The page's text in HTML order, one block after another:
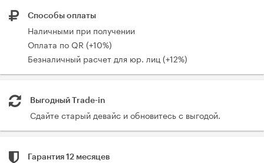
Способы оплаты
Наличными при получении
Оплата по QR (+10%)
Безналичный расчет для юр. лиц (+12%)
Выгодный Trade-in
Сдайте старый девайс и обновитесь с выгодой.
Гарантия 12 месяцев